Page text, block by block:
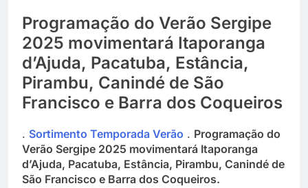
Programação do Verão Sergipe
2025 movimentará Itaporanga
d’Ajuda, Pacatuba, Estância,
Pirambu, Canindé de São
Francisco e Barra dos Coqueiros
. Sortimento Temporada Verão . Programação do
Verão Sergipe 2025 movimentará Itaporanga
d’Ajuda, Pacatuba, Estância, Pirambu, Canindé de
São Francisco e Barra dos Coqueiros.